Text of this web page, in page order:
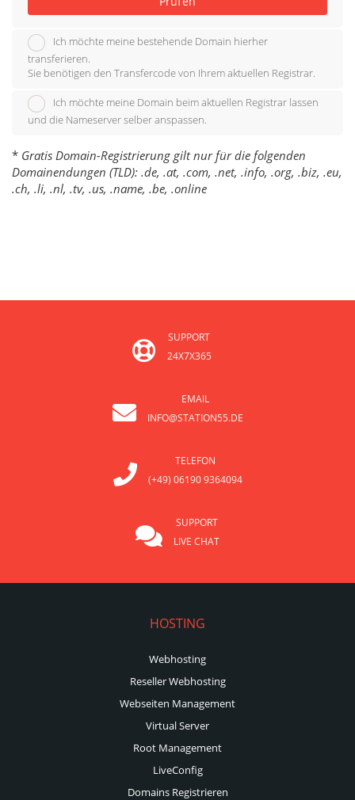
Ich möchte meine bestehende Domain hierher
transferieren.
Sie benötigen den Transfercode von Ihrem aktuellen Registrar.
Ich möchte meine Domain beim aktuellen Registrar lassen
und die Nameserver selber anspassen.
* Gratis Domain-Registrierung gilt nur für die folgenden
Domainendungen (TLD): .de, .at, .com, .net, .info, .org, .biz, .eu,
.ch, .li, .nl, .tv, .us, .name, .be, .online
SUPPORT
24X7X365
EMAIL
INFO@STATION55.DE
TELEFON
(+49) 06190 9364094
SUPPORT
LIVE CHAT
HOSTING
Webhosting
Reseller Webhosting
Webseiten Management
Virtual Server
Root Management
LiveConfig
Domains Registrieren